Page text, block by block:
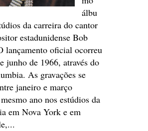
álbu
da carreira do cantor
estadunidense Bob
lançamento oficial ocorreu
junho de 1966, através do
As gravações se
janeiro e março
ano nos estúdios da
em Nova York e em